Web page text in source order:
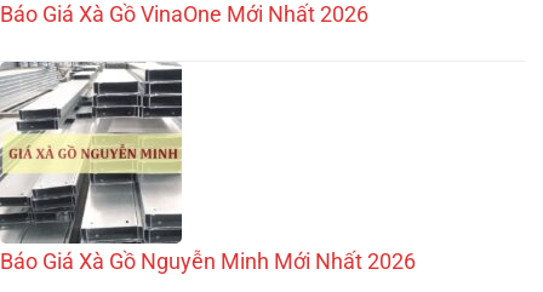
Báo Giá Xà Gồ VinaOne Mới Nhất 2026
Báo Giá Xà Gồ Nguyễn Minh Mới Nhất 2026